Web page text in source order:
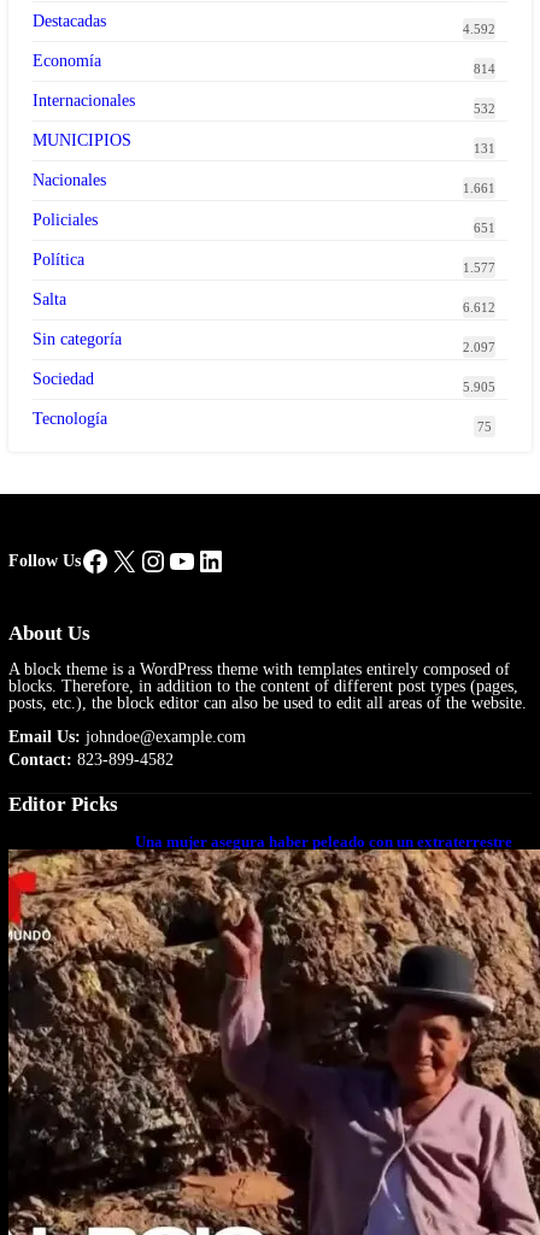
Destacadas 4.592
Economía 814
Internacionales 532
MUNICIPIOS 131
Nacionales 1.661
Policiales 651
Política 1.577
Salta 6.612
Sin categoría 2.097
Sociedad 5.905
Tecnología 75
Follow UsFacebook
X Instagram
YouTube
LinkedIn
About Us
A block theme is a WordPress theme with templates entirely composed of
blocks. Therefore, in addition to the content of different post types (pages,
posts, etc.), the block editor can also be used to edit all areas of the website.
Email Us: johndoe@example.com
Contact: 823-899-4582
Editor Picks
Una mujer asegura haber peleado con un extraterrestre
cuerpo a cuerpo